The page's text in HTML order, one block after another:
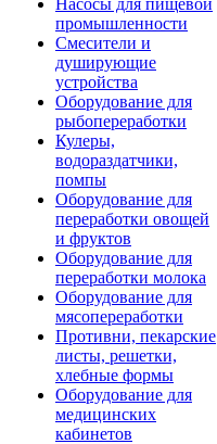
Насосы для пищевой
промышленности
Смесители и
душирующие
устройства
Оборудование для
рыбопереработки
Кулеры,
водораздатчики,
помпы
Оборудование для
переработки овощей
и фруктов
Оборудование для
переработки молока
Оборудование для
мясопереработки
Противни, пекарские
листы, решетки,
хлебные формы
Оборудование для
медицинских
кабинетов